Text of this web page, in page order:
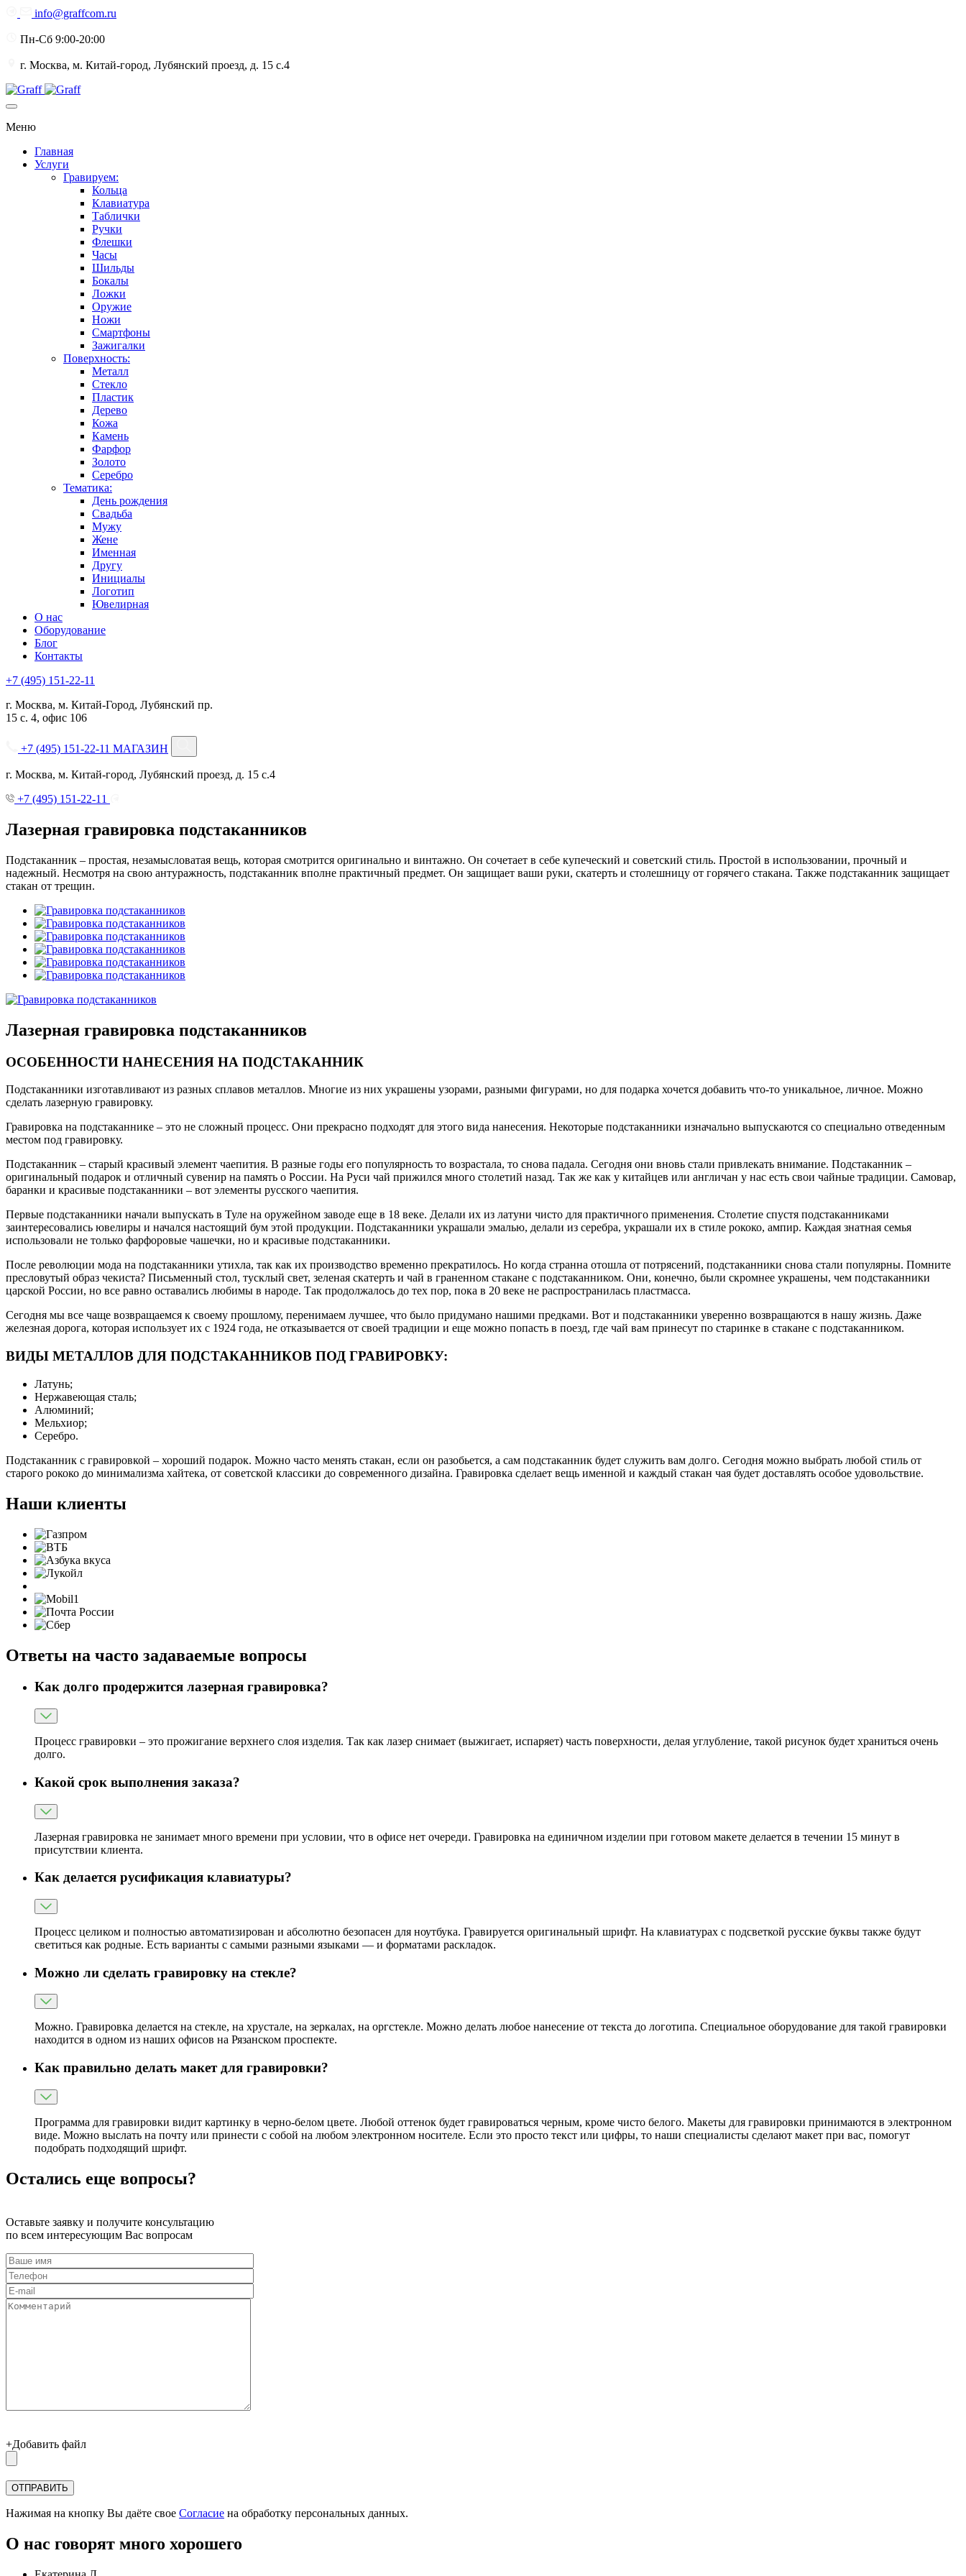
info@graffcom.ru
Пн-Сб 9:00-20:00
г. Москва, м. Китай-город, Лубянский проезд, д. 15 с.4
Меню
Главная
Услуги
Гравируем:
Кольца
Клавиатура
Таблички
Ручки
Флешки
Часы
Шильды
Бокалы
Ложки
Оружие
Ножи
Смартфоны
Зажигалки
Поверхность:
Металл
Стекло
Пластик
Дерево
Кожа
Камень
Фарфор
Золото
Серебро
Тематика:
День рождения
Свадьба
Мужу
Жене
Именная
Другу
Инициалы
Логотип
Ювелирная
О нас
Оборудование
Блог
Контакты
+7 (495) 151-22-11
г. Москва, м. Китай-Город, Лубянский пр.
15 с. 4, офис 106
+7 (495) 151-22-11 МАГАЗИН
г. Москва, м. Китай-город, Лубянский проезд, д. 15 с.4
+7 (495) 151-22-11
Лазерная гравировка подстаканников
Подстаканник – простая, незамысловатая вещь, которая смотрится оригинально и винтажно. Он сочетает в себе купеческий и советский стиль. Простой в использовании, прочный и
надежный. Несмотря на свою антуражность, подстаканник вполне практичный предмет. Он защищает ваши руки, скатерть и столешницу от горячего стакана. Также подстаканник защищает
стакан от трещин.
Лазерная гравировка подстаканников
ОСОБЕННОСТИ НАНЕСЕНИЯ НА ПОДСТАКАННИК
Подстаканники изготавливают из разных сплавов металлов. Многие из них украшены узорами, разными фигурами, но для подарка хочется добавить что-то уникальное, личное. Можно
сделать лазерную гравировку.
Гравировка на подстаканнике – это не сложный процесс. Они прекрасно подходят для этого вида нанесения. Некоторые подстаканники изначально выпускаются со специально отведенным
местом под гравировку.
Подстаканник – старый красивый элемент чаепития. В разные годы его популярность то возрастала, то снова падала. Сегодня они вновь стали привлекать внимание. Подстаканник –
оригинальный подарок и отличный сувенир на память о России. На Руси чай прижился много столетий назад. Так же как у китайцев или англичан у нас есть свои чайные традиции. Самовар,
баранки и красивые подстаканники – вот элементы русского чаепития.
Первые подстаканники начали выпускать в Туле на оружейном заводе еще в 18 веке. Делали их из латуни чисто для практичного применения. Столетие спустя подстаканниками
заинтересовались ювелиры и начался настоящий бум этой продукции. Подстаканники украшали эмалью, делали из серебра, украшали их в стиле рококо, ампир. Каждая знатная семья
использовали не только фарфоровые чашечки, но и красивые подстаканники.
После революции мода на подстаканники утихла, так как их производство временно прекратилось. Но когда странна отошла от потрясений, подстаканники снова стали популярны. Помните
пресловутый образ чекиста? Письменный стол, тусклый свет, зеленая скатерть и чай в граненном стакане с подстаканником. Они, конечно, были скромнее украшены, чем подстаканники
царской России, но все равно оставались любимы в народе. Так продолжалось до тех пор, пока в 20 веке не распространилась пластмасса.
Сегодня мы все чаще возвращаемся к своему прошлому, перенимаем лучшее, что было придумано нашими предками. Вот и подстаканники уверенно возвращаются в нашу жизнь. Даже
железная дорога, которая использует их с 1924 года, не отказывается от своей традиции и еще можно попасть в поезд, где чай вам принесут по старинке в стакане с подстаканником.
ВИДЫ МЕТАЛЛОВ ДЛЯ ПОДСТАКАННИКОВ ПОД ГРАВИРОВКУ:
Латунь;
Нержавеющая сталь;
Алюминий;
Мельхиор;
Серебро.
Подстаканник с гравировкой – хороший подарок. Можно часто менять стакан, если он разобьется, а сам подстаканник будет служить вам долго. Сегодня можно выбрать любой стиль от
старого рококо до минимализма хайтека, от советской классики до современного дизайна. Гравировка сделает вещь именной и каждый стакан чая будет доставлять особое удовольствие.
Наши клиенты
Ответы на часто задаваемые вопросы
Как долго продержится лазерная гравировка?
Процесс гравировки – это прожигание верхнего слоя изделия. Так как лазер снимает (выжигает, испаряет) часть поверхности, делая углубление, такой рисунок будет храниться очень
долго.
Какой срок выполнения заказа?
Лазерная гравировка не занимает много времени при условии, что в офисе нет очереди. Гравировка на единичном изделии при готовом макете делается в течении 15 минут в
присутствии клиента.
Как делается русификация клавиатуры?
Процесс целиком и полностью автоматизирован и абсолютно безопасен для ноутбука. Гравируется оригинальный шрифт. На клавиатурах с подсветкой русские буквы также будут
светиться как родные. Есть варианты с самыми разными языками — и форматами раскладок.
Можно ли сделать гравировку на стекле?
Можно. Гравировка делается на стекле, на хрустале, на зеркалах, на оргстекле. Можно делать любое нанесение от текста до логотипа. Специальное оборудование для такой гравировки
находится в одном из наших офисов на Рязанском проспекте.
Как правильно делать макет для гравировки?
Программа для гравировки видит картинку в черно-белом цвете. Любой оттенок будет гравироваться черным, кроме чисто белого. Макеты для гравировки принимаются в электронном
виде. Можно выслать на почту или принести с собой на любом электронном носителе. Если это просто текст или цифры, то наши специалисты сделают макет при вас, помогут
подобрать подходящий шрифт.
Остались еще вопросы?
Оставьте заявку и получите консультацию
по всем интересующим Вас вопросам
+Добавить файл
Нажимая на кнопку Вы даёте свое Согласие на обработку персональных данных.
О нас говорят много хорошего